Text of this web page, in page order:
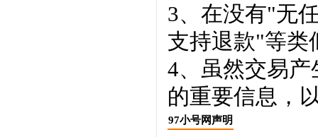
3、在没有"无
支持退款"等类
4、虽然交易
的重要信息，
97小号网声明